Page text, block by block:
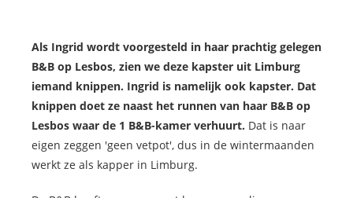
Als Ingrid wordt voorgesteld in haar prachtig gelegen
B&B op Lesbos, zien we deze kapster uit Limburg
iemand knippen. Ingrid is namelijk ook kapster. Dat
knippen doet ze naast het runnen van haar B&B op
Lesbos waar de 1 B&B-kamer verhuurt. Dat is naar
eigen zeggen 'geen vetpot', dus in de wintermaanden
werkt ze als kapper in Limburg.